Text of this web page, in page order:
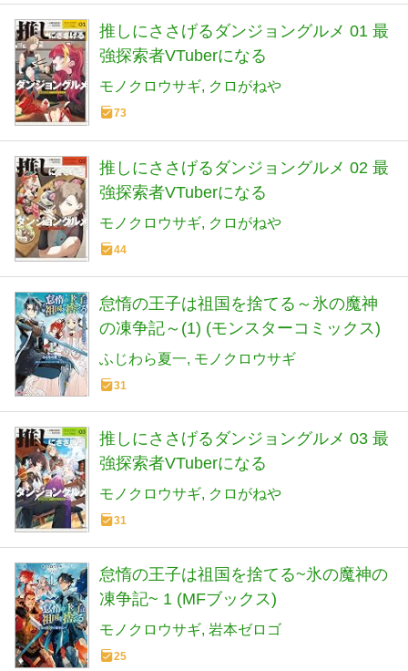
推しにささげるダンジョングルメ 01 最
強探索者VTuberになる
モノクロウサギ クロがねや
73
推しにささげるダンジョングルメ 02 最
強探索者VTuberになる
モノクロウサギ クロがねや
44
怠惰の王子は祖国を捨てる～氷の魔神
の凍争記～(1) (モンスターコミックス)
ふじわら夏一 モノクロウサギ
31
推しにささげるダンジョングルメ 03 最
強探索者VTuberになる
モノクロウサギ クロがねや
31
怠惰の王子は祖国を捨てる~氷の魔神の
凍争記~ 1 (MFブックス)
モノクロウサギ 岩本ゼロゴ
25